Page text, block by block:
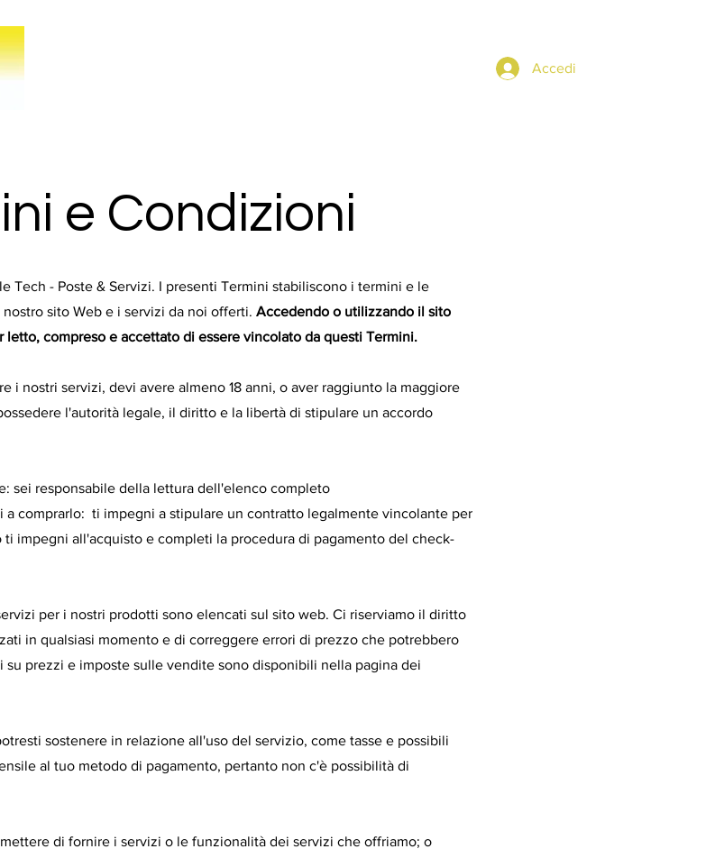
Accedi
e Condizioni
Tech - Poste & Servizi. I presenti Termini stabiliscono i termini e le
sito Web e i servizi da noi offerti. Accedendo o utilizzando il sito
compreso e accettato di essere vincolato da questi Termini.
i nostri servizi, devi avere almeno 18 anni, o aver raggiunto la maggiore
l'autorità legale, il diritto e la libertà di stipulare un accordo
sei responsabile della lettura dell'elenco completo
comprarlo: ti impegni a stipulare un contratto legalmente vincolante per
impegni all'acquisto e completi la procedura di pagamento del check-
per i nostri prodotti sono elencati sul sito web. Ci riserviamo il diritto
in qualsiasi momento e di correggere errori di prezzo che potrebbero
prezzi e imposte sulle vendite sono disponibili nella pagina dei
sostenere in relazione all'uso del servizio, come tasse e possibili
al tuo metodo di pagamento, pertanto non c'è possibilità di
di fornire i servizi o le funzionalità dei servizi che offriamo; o